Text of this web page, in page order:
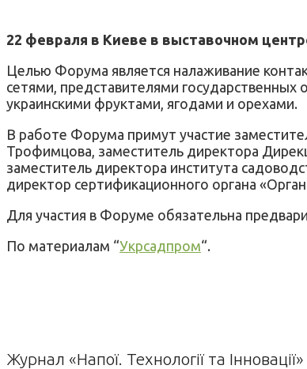
22 февраля в Киеве в выставочном
Целью Форума является налаживание
сетями, представителями
украинскими фруктами, ягодами и орехами.
В работе Форума примут участие
Трофимцова, заместитель директора
заместитель директора института
директор сертификационного органа
Для участия в Форуме обязательна
По материалам “Укрсадпром“.
Журнал «Напої. Технології та Інновації»